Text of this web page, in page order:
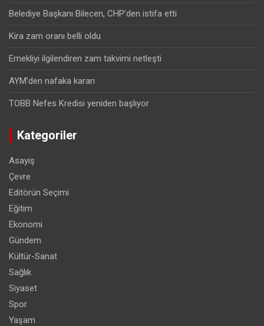
Belediye Başkanı Bilecen, CHP’den istifa etti
Kira zam oranı belli oldu
Emekliyi ilgilendiren zam takvimi netleşti
AYM’den nafaka kararı
TOBB Nefes Kredisi yeniden başlıyor
Kategoriler
Asayiş
Çevre
Editörün Seçimi
Eğitim
Ekonomi
Gündem
Kültür-Sanat
Sağlık
Siyaset
Spor
Yaşam